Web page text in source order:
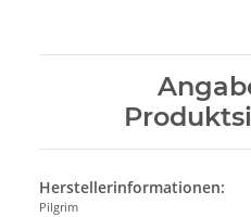
Herstellerinformationen:
Pilgrim